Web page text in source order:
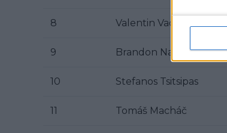
8 Valentin Vacherot
9 Brandon Nakashima
10 Stefanos Tsitsipas
11 Tomáš Macháč